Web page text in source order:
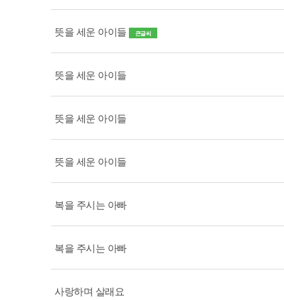
뜻을 세운 아이들 큰글씨
뜻을 세운 아이들
뜻을 세운 아이들
뜻을 세운 아이들
복을 주시는 아빠
복을 주시는 아빠
사랑하며 살래요